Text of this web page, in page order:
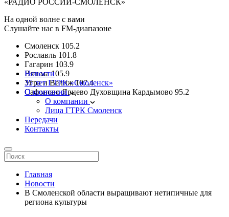
«РАДИО РОССИИ-СМОЛЕНСК»
На одной волне с вами
Слушайте нас в FM-диапазоне
Смоленск 105.2
Рославль 101.8
Гагарин 103.9
Вязьма 105.9
Угра и Велиж 107.4
Сафоново Ярцево Духовщина Кардымово 95.2
Новости
35 лет ГТРК «Смоленск»
О компании
О компании
Лица ГТРК Смоленск
Передачи
Контакты
Главная
Новости
В Смоленской области выращивают нетипичные для
региона культуры